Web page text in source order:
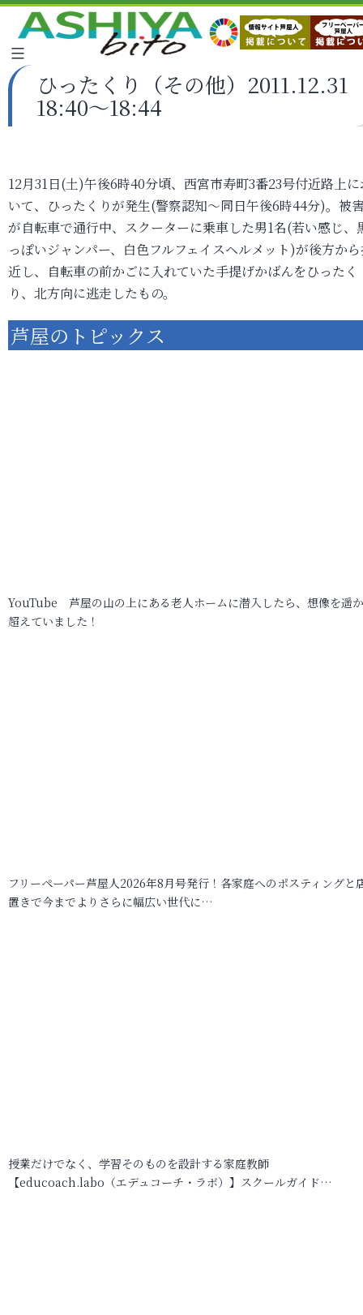
ひったくり（その他）2011.12.31
18:40～18:44
12月31日(土)午後6時40分頃、西宮市寿町3番23号付近路上
いて、ひったくりが発生(警察認知～同日午後6時44分)。被
が自転車で通行中、スクーターに乗車した男1名(若い感じ、
っぽいジャンパー、白色フルフェイスヘルメット)が後方か
近し、自転車の前かごに入れていた手提げかばんをひったく
り、北方向に逃走したもの。
芦屋のトピックス
YouTube 芦屋の山の上にある老人ホームに潜入したら、想像を遥
超えていました！
フリーペーパー芦屋人2026年8月号発行！各家庭へのポスティングと
置きで今までよりさらに幅広い世代に…
授業だけでなく、学習そのものを設計する家庭教師
【educoach.labo（エデュコーチ・ラボ）】スクールガイド…